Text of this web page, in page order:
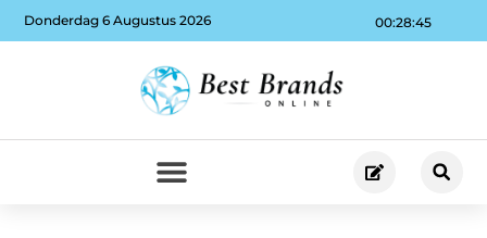
00:28:46
Donderdag 6 Augustus 2026